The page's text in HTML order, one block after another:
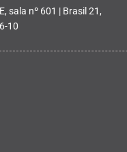
sala nº 601 | Brasil 21,
10